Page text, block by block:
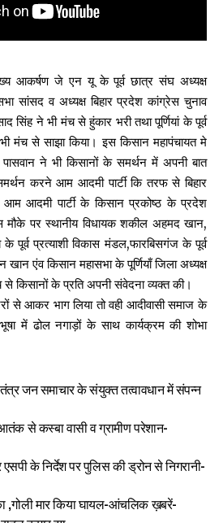
आकर्षण जे एन यू के पूर्व छात्र संघ अध्यक्ष
सांसद व अध्यक्ष बिहार प्रदेश कांग्रेस चुनाव
सिंह ने भी मंच से हुंकार भरी तथा पूर्णियां के पूर्व
मंच से साझा किया। इस किसान महापंचायत मे
ने भी किसानों के समर्थन में अपनी बात
करने आम आदमी पार्टी कि तरफ से बिहार
आदमी पार्टी के किसान प्रकोष्ठ के प्रदेश
मौके पर स्थानीय विधायक शकील अहमद खान,
पूर्व प्रत्याशी विकास मंडल,फारबिसगंज के पूर्व
खान एंव किसान महासभा के पूर्णियाँ जिला अध्यक्ष
से किसानों के प्रति अपनी संवेदना व्यक्त की।
से आकर भाग लिया तो वही आदीवासी समाज के
में ढोल नगाड़ों के साथ कार्यक्रम की शोभा
जन समाचार के संयुक्त तत्वावधान में संपन्न
से कस्बा वासी व ग्रामीण परेशान-
के निर्देश पर पुलिस की ड्रोन से निगरानी-
,गोली मार किया घायल-आंचलिक ख़बरें-